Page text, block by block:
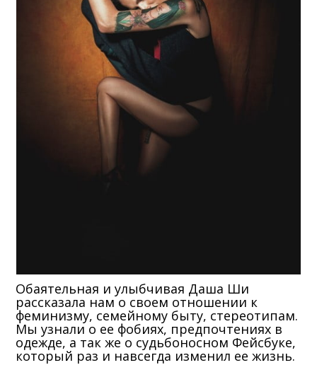
Обаятельная и улыбчивая Даша Ши
рассказала нам о своем отношении к
феминизму, семейному быту, стереотипам.
Мы узнали о ее фобиях, предпочтениях в
одежде, а так же о судьбоносном Фейсбуке,
который раз и навсегда изменил ее жизнь.